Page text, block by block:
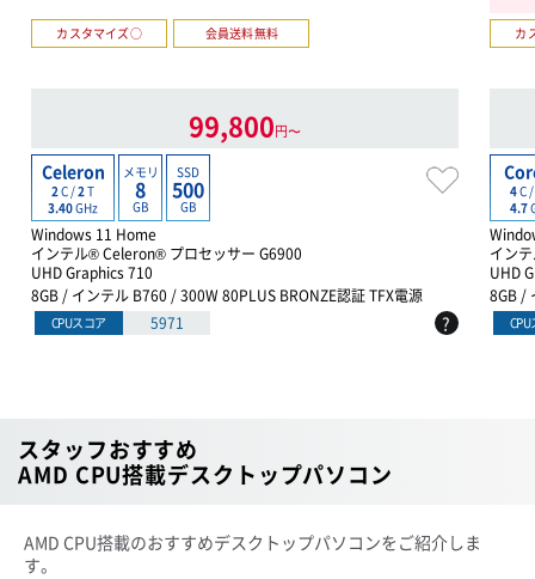
カスタマイズ○ 会員送料無料
99,800円〜
Celeron
2 C /2 T
3.40GHz
メモリ
8
GB
SSD
500
GB
Windows 11 Home
インテル® Celeron® プロセッサー G6900
UHD Graphics 710
8GB / インテル B760 / 300W 80PLUS BRONZE認証 TFX電源
CPUスコア 5971 ?
カ
4C /
4.7
イン
UHD
8GB /
スタッフおすすめ
AMD CPU搭載デスクトップパソコン
AMD CPU搭載のおすすめデスクトップパソコンをご紹介しま
す。